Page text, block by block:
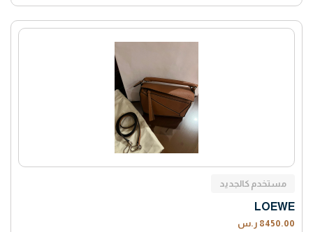
مستخدم كالجديد
LOEWE
8450.00 ر.س